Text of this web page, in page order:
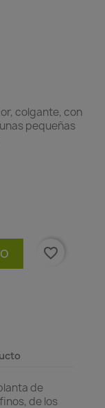
colgante, con
pequeñas
favorite_border
de
de los